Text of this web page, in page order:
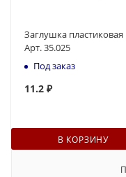
Заглушка пластиковая
Арт. 35.025
Под заказ
11.2 ₽
В КОРЗИНУ